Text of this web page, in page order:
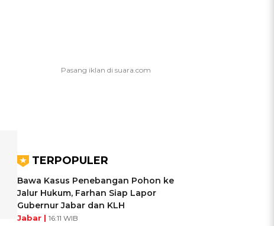
TERPOPULER
Bawa Kasus Penebangan Pohon ke
Jalur Hukum, Farhan Siap Lapor
Gubernur Jabar dan KLH
Jabar | 16:11 WIB